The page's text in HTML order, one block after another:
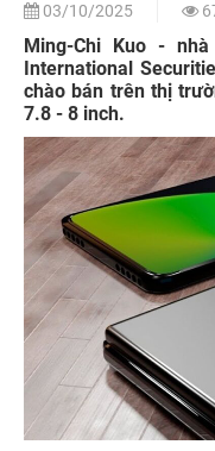
03/10/2025
Ming-Chi Kuo -
International
chào bán trên thị
7.8 - 8 inch.